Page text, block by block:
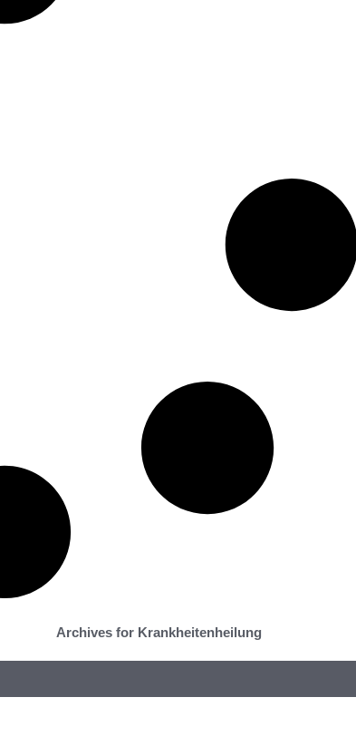
Archives for Krankheitenheilung